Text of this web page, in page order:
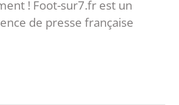
! Foot-sur7.fr est un
de presse française